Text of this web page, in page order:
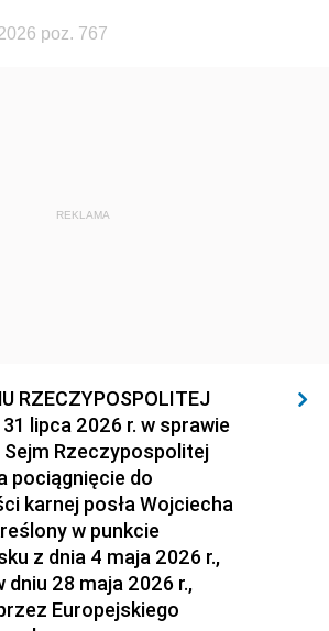
poz. 767
REKLAMA
RZECZYPOSPOLITEJ
lipca 2026 r. w sprawie
Rzeczypospolitej
pociągnięcie do
karnej posła Wojciecha
w punkcie
z dnia 4 maja 2026 r.,
dniu 28 maja 2026 r.,
Europejskiego